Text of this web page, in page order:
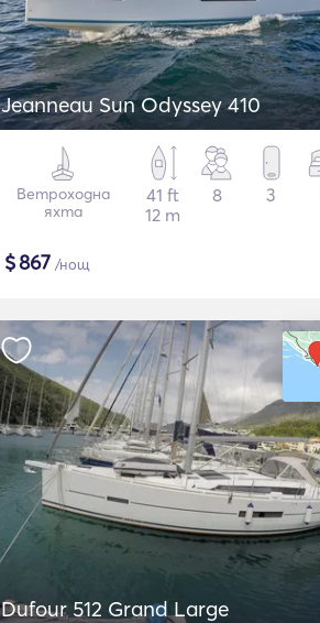
Jeanneau Sun Odyssey 410
Ветроходна
яхта
41 ft
12 m
8 3
$867 /нощ
Dufour 512 Grand Large